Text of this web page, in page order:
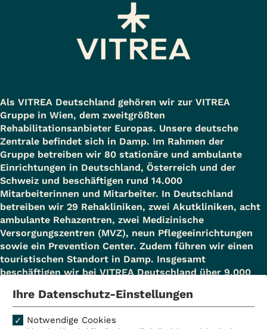
Als VITREA Deutschland gehören wir zur VITREA
Gruppe in Wien, dem zweitgrößten
Rehabilitationsanbieter Europas. Unsere deutsche
Zentrale befindet sich in Damp. Im Rahmen der
Gruppe betreiben wir 80 stationäre und ambulante
Einrichtungen in Deutschland, Österreich und der
Schweiz und beschäftigen rund 14.000
Mitarbeiterinnen und Mitarbeiter. In Deutschland
betreiben wir 29 Rehakliniken, zwei Akutkliniken, acht
ambulante Rehazentren, zwei Medizinische
Versorgungszentren (MVZ), neun Pflegeeinrichtungen
sowie ein Prevention Center. Zudem führen wir einen
touristischen Standort in Damp. Insgesamt
beschäftigen wir bei VITREA Deutschland über 9.000
Ihre Datenschutz-Einstellungen
Notwendige Cookies